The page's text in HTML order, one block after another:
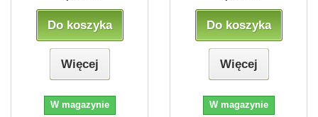
Do koszyka
Więcej
W magazynie
Do koszyka
Więcej
W magazynie